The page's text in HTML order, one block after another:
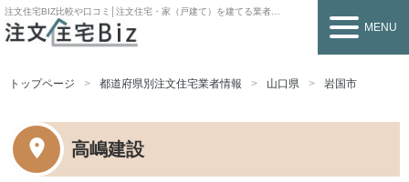
注文住宅BIZ比較や口コミ│注文住宅・家（戸建て）を建てる業者を探すなら
MENU
トップページ 都道府県別注文住宅業者情報 山口県 岩国市
高嶋建設